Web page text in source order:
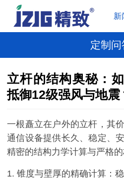
新
定制问
立杆的结构奥秘：
抵御12级强风与地震
一根矗立在户外的立杆，其
通信设备提供长久、稳定、
精密的结构力学计算与严格的
1. 锥度与壁厚的精确计算：